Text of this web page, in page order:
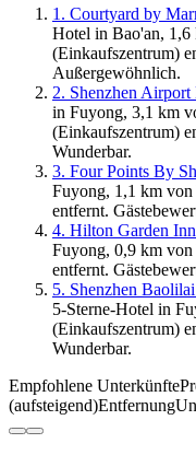
1. Courtyard by
Hotel in Bao'an,
(Einkaufszentrum)
Außergewöhnlich.
2. Shenzhen
in Fuyong, 3,1 km
(Einkaufszentrum)
Wunderbar.
3. Four Points By
Fuyong, 1,1 km
entfernt.
4. Hilton Garden
Fuyong, 0,9 km
entfernt.
5. Shenzhen
5-Sterne-Hotel in
(Einkaufszentrum)
Wunderbar.
Empfohlene Unterkünfte
(aufsteigend)Entfernung